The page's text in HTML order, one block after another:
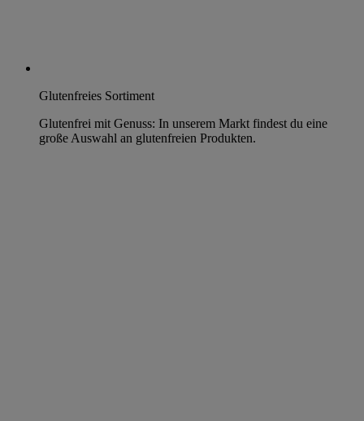
Glutenfreies Sortiment
Glutenfrei mit Genuss: In unserem Markt findest du eine
große Auswahl an glutenfreien Produkten.